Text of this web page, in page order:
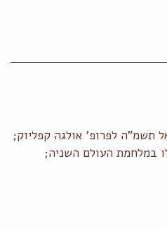
תשמ"ה לפרופ' אולגה קפליוק;
במלחמת העולם השניה;